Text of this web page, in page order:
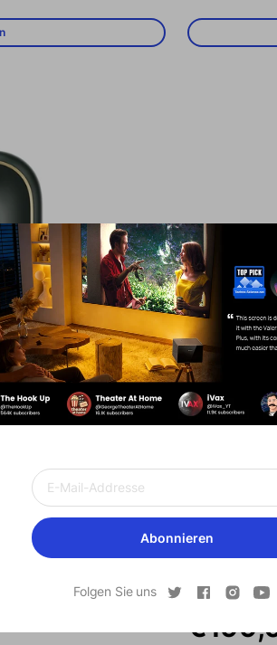
Abonnieren
Folgen Sie uns
Ausverkauft
Xming
Verkaufspreis